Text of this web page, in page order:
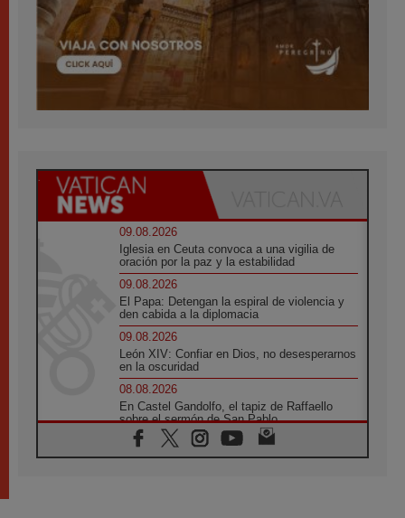
09.08.2026
Iglesia en Ceuta convoca a una vigilia de
oración por la paz y la estabilidad
09.08.2026
El Papa: Detengan la espiral de violencia y
den cabida a la diplomacia
09.08.2026
León XIV: Confiar en Dios, no desesperarnos
en la oscuridad
08.08.2026
En Castel Gandolfo, el tapiz de Raffaello
sobre el sermón de San Pablo
08.08.2026
En Colombia, «la paz no se compra con una